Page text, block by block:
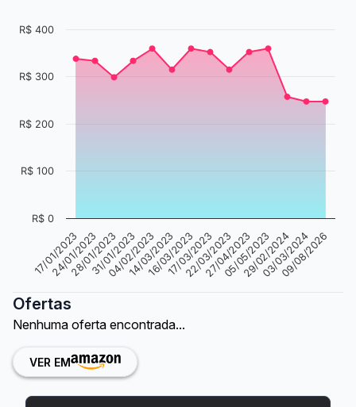
17/01/2023
24/01/2023
28/01/2023
31/01/2023
04/02/2023
14/03/2023
16/03/2023
17/03/2023
22/03/2023
27/04/2023
05/05/2023
29/02/2024
03/03/2024
09/08/2026
R$ 0
R$ 100
R$ 200
R$ 300
R$ 400
Ofertas
Nenhuma oferta encontrada...
VER EM